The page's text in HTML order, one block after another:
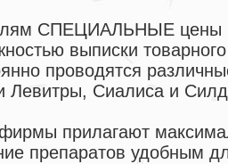
СПЕЦИАЛЬНЫЕ цены
выписки
проводятся
Левитры, Сиалиса и
прилагают
препаратов удобным